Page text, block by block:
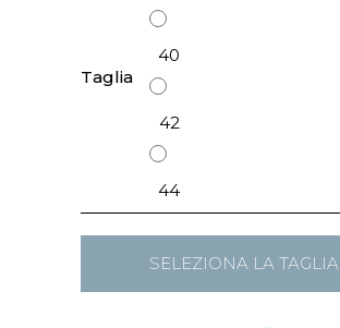
Taglia
40
42
44
SELEZIONA LA TAGLIA